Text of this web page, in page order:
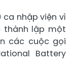
ca nhập viện vì
thành lập một
các cuộc gọi
Battery